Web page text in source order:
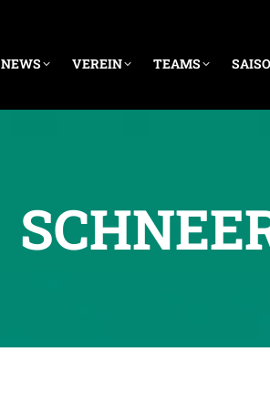
NEWS VEREIN TEAMS